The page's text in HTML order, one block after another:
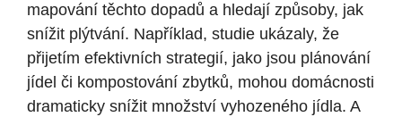
mapování těchto dopadů a hledají způsoby, jak
snížit plýtvání. Například, studie ukázaly, že
přijetím efektivních strategií, jako jsou plánování
jídel či kompostování zbytků, mohou domácnosti
dramaticky snížit množství vyhozeného jídla. A